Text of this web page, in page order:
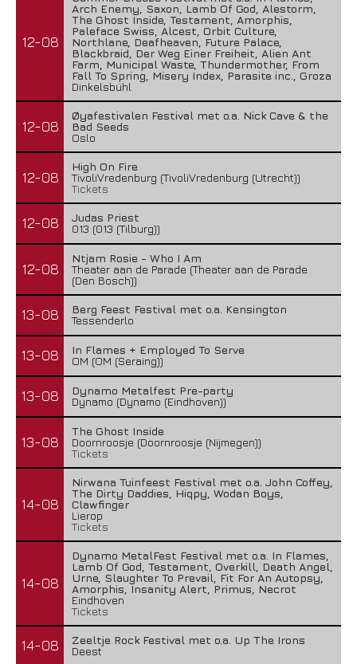
12-08
Arch Enemy, Saxon, Lamb Of God, Alestorm,
The Ghost Inside, Testament, Amorphis,
Paleface Swiss, Alcest, Orbit Culture,
Northlane, Deafheaven, Future Palace,
Blackbraid, Der Weg Einer Freiheit, Alien Ant
Farm, Municipal Waste, Thundermother, From
Fall To Spring, Misery Index, Parasite inc., Groza
Dinkelsbühl
12-08
Øyafestivalen Festival met o.a. Nick Cave & the
Bad Seeds
Oslo
12-08
High On Fire
TivoliVredenburg (TivoliVredenburg (Utrecht))
Tickets
12-08
Judas Priest
013 (013 (Tilburg))
12-08
Ntjam Rosie - Who I Am
Theater aan de Parade (Theater aan de Parade
(Den Bosch))
13-08
Berg Feest Festival met o.a. Kensington
Tessenderlo
13-08
In Flames + Employed To Serve
OM (OM (Seraing))
13-08
Dynamo Metalfest Pre-party
Dynamo (Dynamo (Eindhoven))
13-08
The Ghost Inside
Doornroosje (Doornroosje (Nijmegen))
Tickets
14-08
Nirwana Tuinfeest Festival met o.a. John Coffey,
The Dirty Daddies, Hiqpy, Wodan Boys,
Clawfinger
Lierop
Tickets
14-08
Dynamo MetalFest Festival met o.a. In Flames,
Lamb Of God, Testament, Overkill, Death Angel,
Urne, Slaughter To Prevail, Fit For An Autopsy,
Amorphis, Insanity Alert, Primus, Necrot
Eindhoven
Tickets
14-08
Zeeltje Rock Festival met o.a. Up The Irons
Deest